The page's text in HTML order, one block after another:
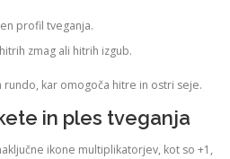
profil tveganja.
zmag ali hitrih izgub.
kar omogoča hitre in ostri seje.
in ples tveganja
ikone multiplikatorjev, kot so +1,